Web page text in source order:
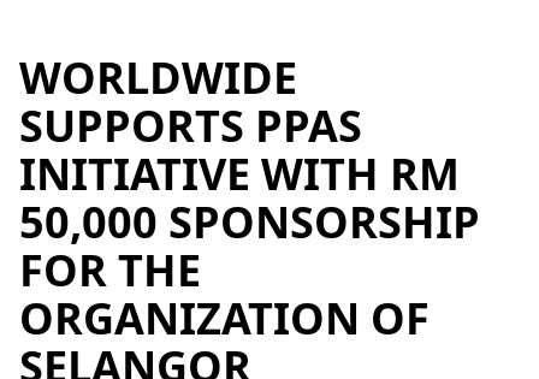
WORLDWIDE
SUPPORTS PPAS
INITIATIVE WITH RM
50,000 SPONSORSHIP
FOR THE
ORGANIZATION OF
SELANGOR